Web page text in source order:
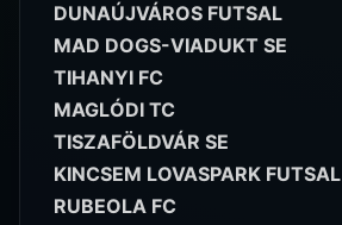
DUNAÚJVÁROS FUTSAL
MAD DOGS-VIADUKT SE
TIHANYI FC
MAGLÓDI TC
TISZAFÖLDVÁR SE
KINCSEM LOVASPARK FUTSAL
RUBEOLA FC